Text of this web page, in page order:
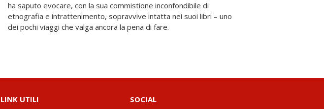
dei pochi viaggi che valga ancora la pena di fare.
LINK UTILI SOCIAL